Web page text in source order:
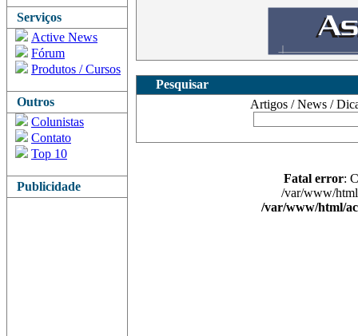
Serviços
Active News
Fórum
Produtos / Cursos
Outros
Colunistas
Contato
Top 10
Publicidade
Pesquisar
Artigos / News /
Fatal error:
/var/www/
/var/www/html/